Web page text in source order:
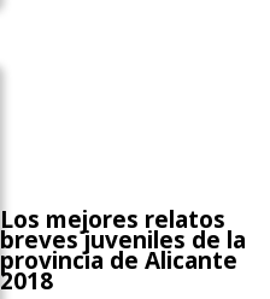
Los mejores relatos
breves juveniles de la
provincia de Alicante
2018